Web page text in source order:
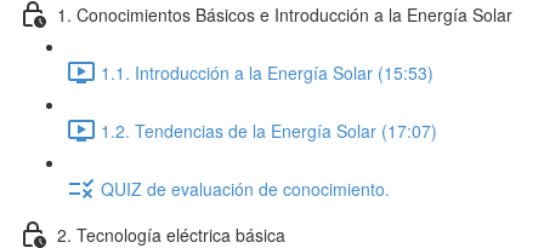
1. Conocimientos Básicos e Introducción a la Energía Solar
1.1. Introducción a la Energía Solar (15:53)
1.2. Tendencias de la Energía Solar (17:07)
QUIZ de evaluación de conocimiento.
2. Tecnología eléctrica básica